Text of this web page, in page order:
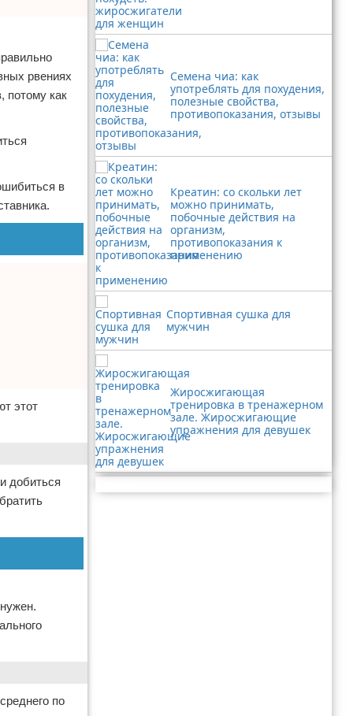
рвениях
потому как
в
этот
добиться
по
Семена чиа: как
употреблять для похудения,
полезные свойства,
противопоказания, отзывы
Креатин: со скольки лет
можно принимать,
побочные действия на
организм,
противопоказания к
применению
Спортивная сушка для
мужчин
Жиросжигающая
тренировка в тренажерном
зале. Жиросжигающие
упражнения для девушек